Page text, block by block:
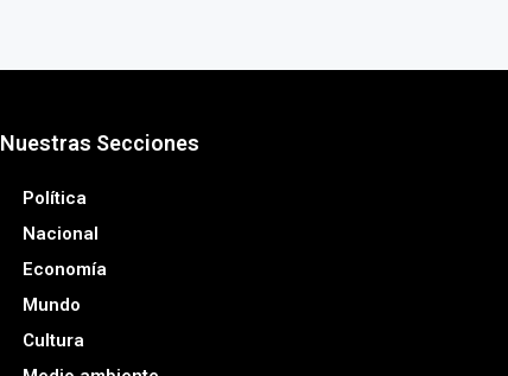
Nuestras Secciones
Política
Nacional
Economía
Mundo
Cultura